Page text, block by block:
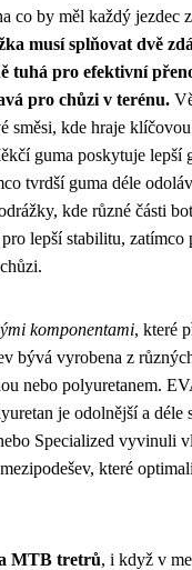
co by měl každý jezdec
musí splňovat dvě
tuhá pro efektivní
pro chůzi v terénu.
směsi, kde hraje
guma poskytuje lepší
tvrdší guma déle
kde různé části
lepší stabilitu, zatímco
komponentami, které
bývá vyrobena z
nebo polyuretanem.
je odolnější a déle
Specialized vyvinuli
které
MTB tretrů, i když v